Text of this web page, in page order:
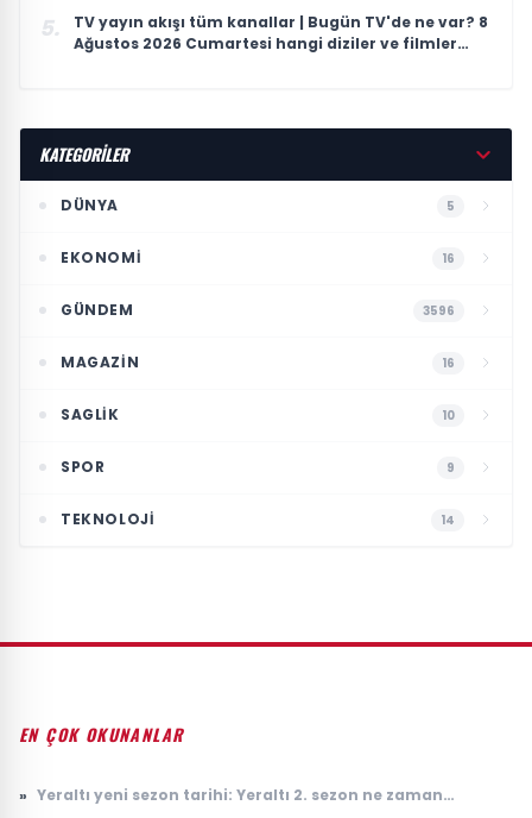
5.
TV yayın akışı tüm kanallar | Bugün TV'de ne var? 8
Ağustos 2026 Cumartesi hangi diziler ve filmler
KATEGORİLER
DÜNYA 5
EKONOMI 16
GÜNDEM 3596
MAGAZIN 16
SAGLIK 10
SPOR 9
TEKNOLOJI 14
EN ÇOK OKUNANLAR
» Yeraltı yeni sezon tarihi: Yeraltı 2. sezon ne zaman